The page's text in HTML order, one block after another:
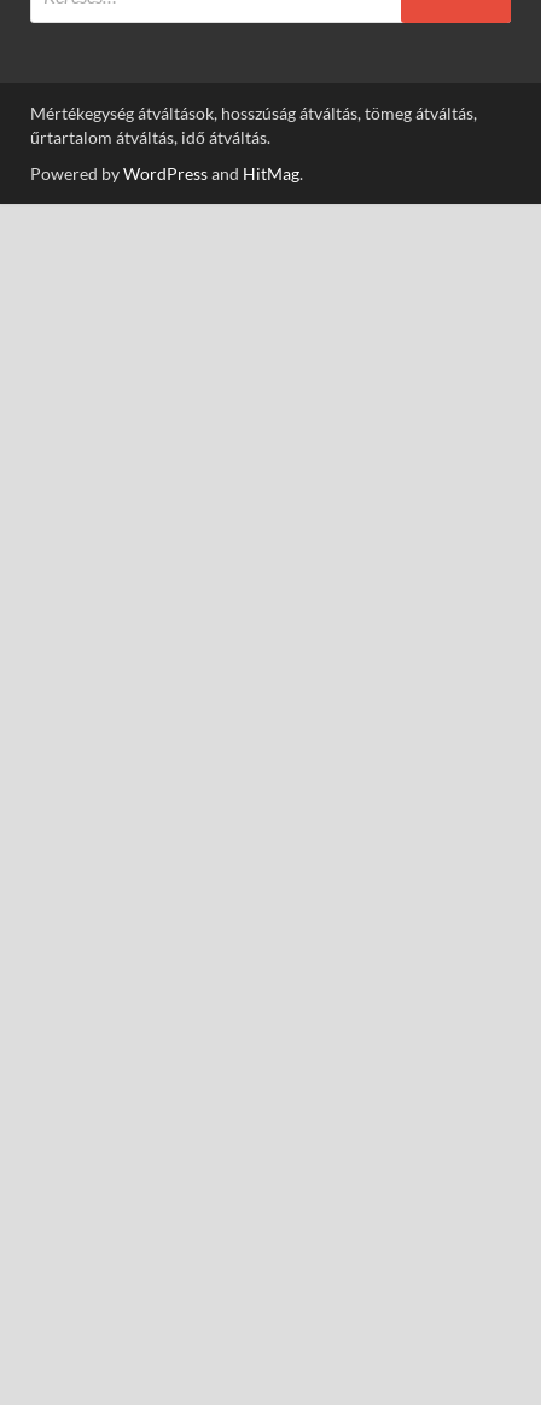
Mértékegység átváltások, hosszúság átváltás, tömeg átváltás,
űrtartalom átváltás, idő átváltás.
Powered byWordPressand HitMag.